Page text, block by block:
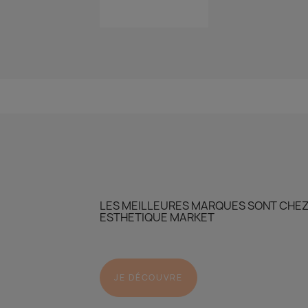
LES MEILLEURES MARQUES SONT CHEZ
ESTHETIQUE MARKET
JE DÉCOUVRE